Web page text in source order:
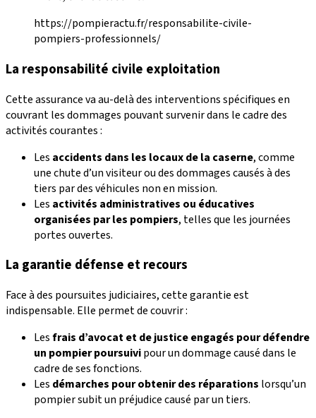
https://pompieractu.fr/responsabilite-civile-
pompiers-professionnels/
La responsabilité civile exploitation
Cette assurance va au-delà des interventions spécifiques en
couvrant les dommages pouvant survenir dans le cadre des
activités courantes :
Les accidents dans les locaux de la caserne, comme
une chute d’un visiteur ou des dommages causés à des
tiers par des véhicules non en mission.
Les activités administratives ou éducatives
organisées par les pompiers, telles que les journées
portes ouvertes.
La garantie défense et recours
Face à des poursuites judiciaires, cette garantie est
indispensable. Elle permet de couvrir :
Lesfrais d’avocat et de justice engagés pour défendre
un pompier poursuivipour un dommage causé dans le
cadre de ses fonctions.
Les démarches pour obtenir des réparations lorsqu’un
pompier subit un préjudice causé par un tiers.